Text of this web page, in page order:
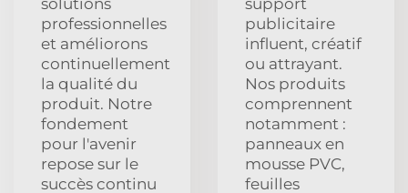
professionnelles
et améliorons
continuellement
la qualité du
produit. Notre
fondement
pour l'avenir
repose sur le
succès continu
publicitaire
influent, créatif
ou attrayant.
Nos produits
comprennent
notamment :
panneaux en
mousse PVC,
feuilles